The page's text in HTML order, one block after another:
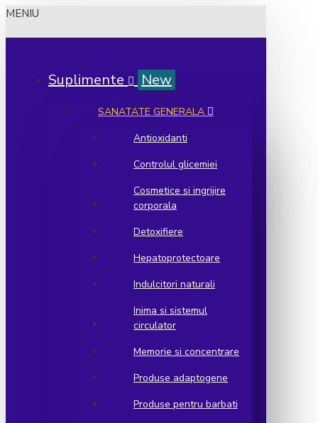
MENIU
Suplimente New
SANATATE GENERALA
Antioxidanti
Controlul glicemiei
Cosmetice si ingrijire
corporala
Detoxifiere
Hepatoprotectoare
Indulcitori naturali
Inima si sistemul
circulator
Memorie si concentrare
Produse adaptogene
Produse pentru barbati